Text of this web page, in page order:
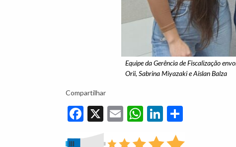
Equipe da Gerência de Fiscalização
Orii, Sabrina Miyazaki e Aislan Balza
Compartilhar
Facebook
X EmailWhatsApp
LinkedIn